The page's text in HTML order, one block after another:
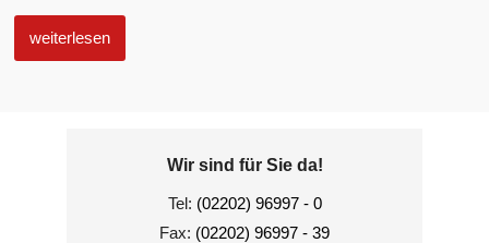
weiterlesen
Wir sind für Sie da!
Tel: (02202) 96997 - 0
Fax: (02202) 96997 - 39